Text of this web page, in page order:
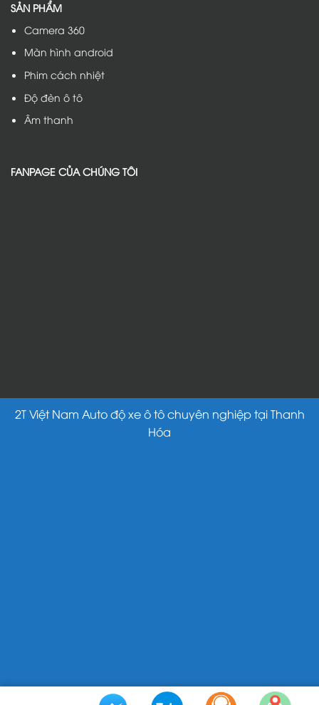
SẢN PHẨM
Camera 360
Màn hình android
Phim cách nhiệt
Độ đèn ô tô
Âm thanh
FANPAGE CỦA CHÚNG TÔI
2T Việt Nam Auto độ xe ô tô chuyên nghiệp tại Thanh
Hóa